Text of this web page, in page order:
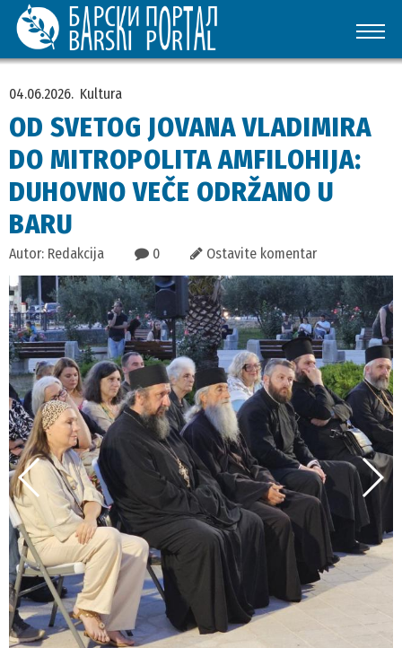
04.06.2026. Kultura
OD SVETOG JOVANA VLADIMIRA
DO MITROPOLITA AMFILOHIJA:
DUHOVNO VEČE ODRŽANO U
BARU
Autor: Redakcija 0 Ostavite komentar